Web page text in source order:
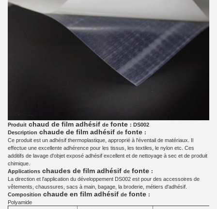
Produit chaud de film adhésif de fonte : DS002
Description chaude de film adhésif de fonte :
Ce produit est un adhésif thermoplastique, approprié à l'éventail de matériaux. Il
effectue une excellente adhérence pour les tissus, les textiles, le nylon etc. Ces
additifs de lavage d'objet exposé adhésif excellent et de nettoyage à sec et de produit
chimique.
Applications chaudes de film adhésif de fonte :
La direction et l'application du développement DS002 est pour des accessoires de
vêtements, chaussures, sacs à main, bagage, la broderie, métiers d'adhésif.
Composition chaude en film adhésif de fonte :
Polyamide